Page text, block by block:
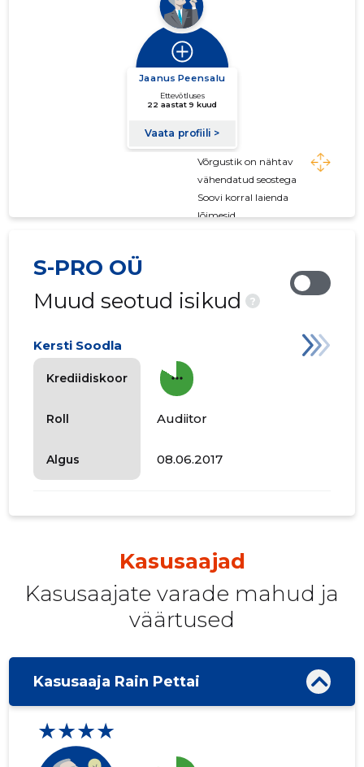
Võrgustik on nähtav
vähendatud seostega
Soovi korral laienda
lõimesid
S-PRO OÜ
Muud seotud isikud
?
Krediidiskoor
Roll
Algus
Kersti Soodla
more_horiz
Audiitor
08.06.2017
Kasusaajad
Kasusaajate varade mahud ja
väärtused
Kasusaaja Rain Pettai
★★★★